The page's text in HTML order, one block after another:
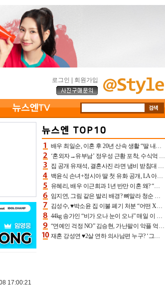
로그인 회원가입
17:00:21
배우 최일순, 이혼 후 20년 산속 생활 “딸 내가 버렸다고 원망‥맘 아파”(특종)[어제TV]
‘혼외자→유부남’ 정우성 근황 포착, 수식억 해킹 피해 후배 만났다 “존경하는”
집 공개 유재석, 결혼사진 라면 냄비 받침대 되고 분노‥가족사진도 피해(놀뭐)[어제TV]
백윤식 손녀+정시아 딸 첫 유화 공개, LA 아트쇼→서울국제조각페스타 작가다운 수준급 실력
유혜리, 배우 이근희과 1년 반만 이혼 왜? “식칼 꽂고 의자 던져” 충격 폭로(특종)[어제TV]
임지연, 그림 같은 발리 배경? 뼈말라 청순 비키니 핏에 상대 안 되네
김성수, ♥박소윤 집 이불 폐기 처분 “어떤 X이랑 썼을지 몰라” 질투(신랑수업2)[어제TV]
44kg 송가인 “비가 오나 눈이 오나” 매일 이 운동, 허벅지 근육량 상승+체지방 감소
“연예인 걱정 NO” 김승현, 가난팔이 악플 억울할만‥아내+딸과 日 여행
재혼 강성연 ♥2살 연하 의사남편 누구? ‘그알’ 자문의에 훈남 비주얼 초엘리트 스펙 [종합]